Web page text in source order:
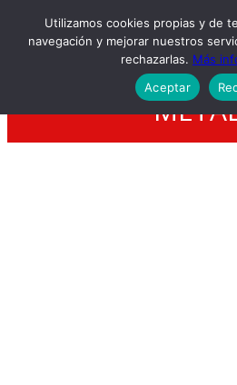
Utilizamos cookies propias y de
navegación y mejorar nuestros
rechazarlas. Más
Aceptar